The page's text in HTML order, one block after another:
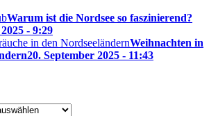
Warum ist die Nordsee so faszinierend?
- 9:29
Weihnachten in
20. September 2025 - 11:43